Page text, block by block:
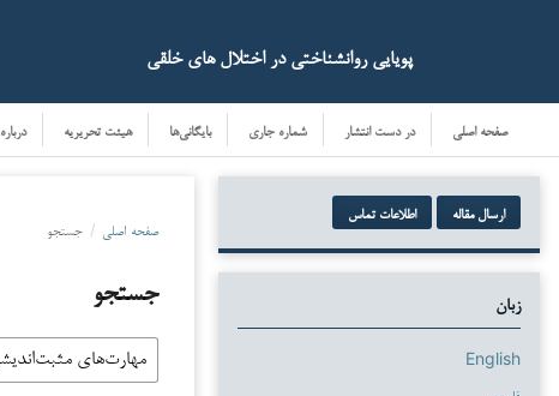
پویایی روانشناختی در اختلال های خلقی
صفحه اصلی در دست انتشار شماره جاری بایگانی‌ها هیئت تحریریه درباره
ارسال مقاله اطلاعات تماس
زبان
English
صفحه اصلی / جستجو
جستجو